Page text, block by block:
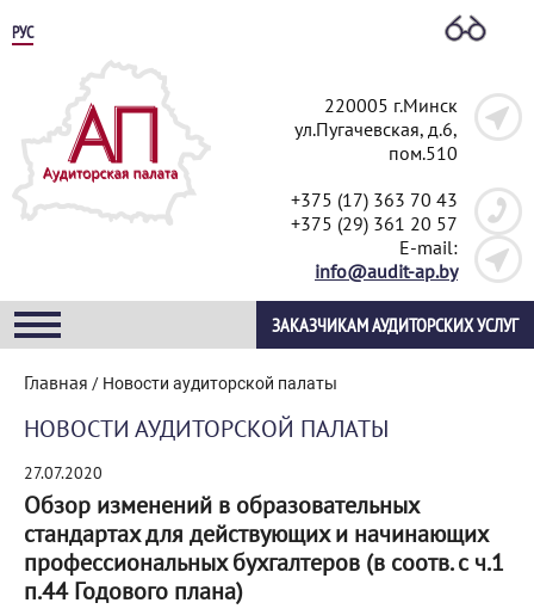
РУС
220005 г.Минск
ул.Пугачевская, д.6,
пом.510
+375 (17) 363 70 43
+375 (29) 361 20 57
E-mail:
info@audit-ap.by
ЗАКАЗЧИКАМ АУДИТОРСКИХ УСЛУГ
Главная / Новости аудиторской палаты
НОВОСТИ АУДИТОРСКОЙ ПАЛАТЫ
27.07.2020
Обзор изменений в образовательных
стандартах для действующих и начинающих
профессиональных бухгалтеров (в соотв. с ч.1
п.44 Годового плана)